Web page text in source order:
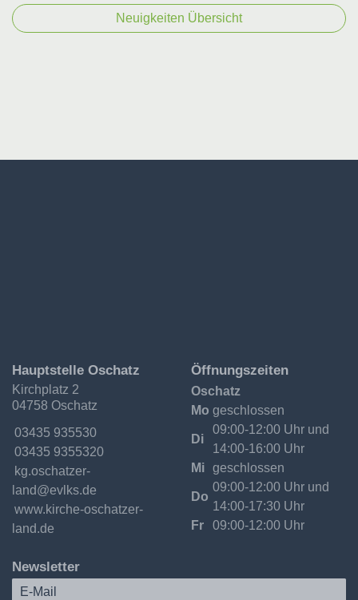
Neuigkeiten Übersicht
Ev.-
Luth.
Kirchgemeinde
Oschatzer
Hauptstelle Oschatz
Kirchplatz 2
04758 Oschatz
Telefon:
03435 935530
Fax:
03435 9355320
Email:
Internet:
www.kirche-oschatzer-
land.de
Öffnungszeiten
Oschatz
Mo geschlossen
Di
09:00-12:00 Uhr und
14:00-16:00 Uhr
Mi geschlossen
Do
09:00-12:00 Uhr und
14:00-17:30 Uhr
Fr
09:00-12:00 Uhr
Newsletter